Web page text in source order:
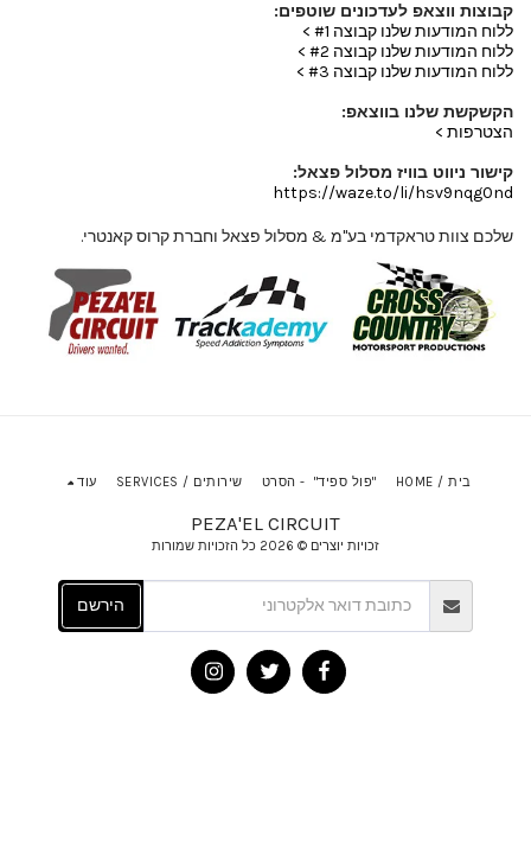
קבוצות ווצאפ לעדכונים שוטפים:
ללוח המודעות שלנו קבוצה #1 >
ללוח המודעות שלנו קבוצה #2 >
ללוח המודעות שלנו קבוצה #3 >
הקשקשת שלנו בווצאפ:
הצטרפות >
קישור ניווט בוויז מסלול פצאל:
https://waze.to/li/hsv9nqg0nd
שלכם צוות טראקדמי בע"מ & מסלול פצאל וחברת קרוס קאנטרי.
PEZA'EL CIRCUIT
זכויות יוצרים © 2026 כל הזכויות שמורות
בית / HOME "פול ספיד" - הסרט שירותים / SERVICES עוד
הירשם